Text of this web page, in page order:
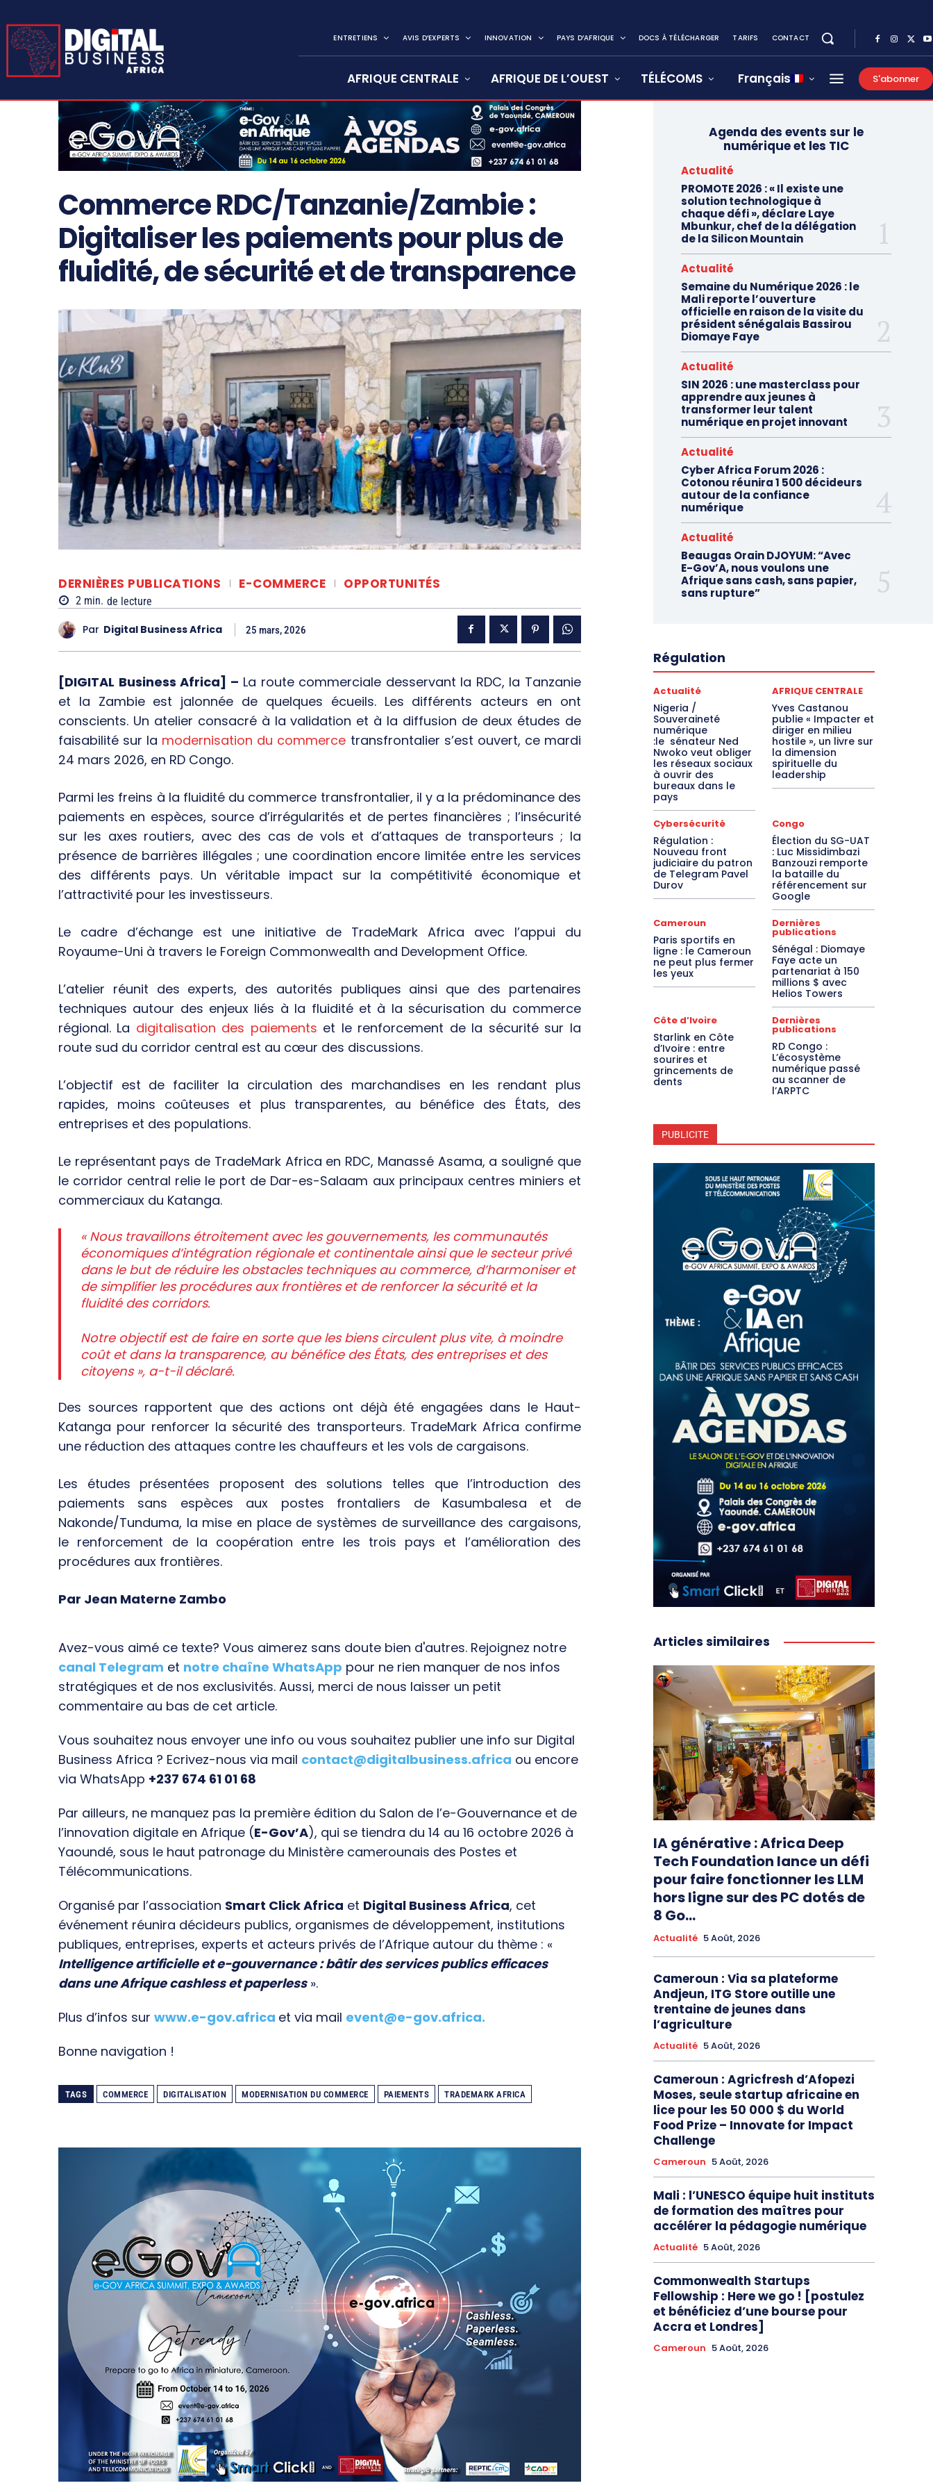
ENTRETIENS AVIS D’EXPERTS INNOVATION PAYS D’AFRIQUE DOCS À TÉLÉCHARGER TARIFS CONTACT
AFRIQUE CENTRALE AFRIQUE DE L’OUEST TÉLÉCOMS Français S'abonner
Commerce RDC/Tanzanie/Zambie :
Digitaliser les paiements pour plus de
fluidité, de sécurité et de transparence
DERNIÈRES PUBLICATIONS E-COMMERCE OPPORTUNITÉS
2 min. de lecture
Par Digital Business Africa 25 mars, 2026
[DIGITAL Business Africa] – La route commerciale desservant la RDC, la Tanzanie
et la Zambie est jalonnée de quelques écueils. Les différents acteurs en ont
conscients. Un atelier consacré à la validation et à la diffusion de deux études de
faisabilité sur la modernisation du commerce transfrontalier s’est ouvert, ce mardi
24 mars 2026, en RD Congo.
Parmi les freins à la fluidité du commerce transfrontalier, il y a la prédominance des
paiements en espèces, source d’irrégularités et de pertes financières ; l’insécurité
sur les axes routiers, avec des cas de vols et d’attaques de transporteurs ; la
présence de barrières illégales ; une coordination encore limitée entre les services
des différents pays. Un véritable impact sur la compétitivité économique et
l’attractivité pour les investisseurs.
Le cadre d’échange est une initiative de TradeMark Africa avec l’appui du
Royaume-Uni à travers le Foreign Commonwealth and Development Office.
L’atelier réunit des experts, des autorités publiques ainsi que des partenaires
techniques autour des enjeux liés à la fluidité et à la sécurisation du commerce
régional. La digitalisation des paiements et le renforcement de la sécurité sur la
route sud du corridor central est au cœur des discussions.
L’objectif est de faciliter la circulation des marchandises en les rendant plus
rapides, moins coûteuses et plus transparentes, au bénéfice des États, des
entreprises et des populations.
Le représentant pays de TradeMark Africa en RDC, Manassé Asama, a souligné que
le corridor central relie le port de Dar-es-Salaam aux principaux centres miniers et
commerciaux du Katanga.
« Nous travaillons étroitement avec les gouvernements, les communautés
économiques d’intégration régionale et continentale ainsi que le secteur privé
dans le but de réduire les obstacles techniques au commerce, d’harmoniser et
de simplifier les procédures aux frontières et de renforcer la sécurité et la
fluidité des corridors.
Notre objectif est de faire en sorte que les biens circulent plus vite, à moindre
coût et dans la transparence, au bénéfice des États, des entreprises et des
citoyens », a-t-il déclaré.
Des sources rapportent que des actions ont déjà été engagées dans le Haut-
Katanga pour renforcer la sécurité des transporteurs. TradeMark Africa confirme
une réduction des attaques contre les chauffeurs et les vols de cargaisons.
Les études présentées proposent des solutions telles que l’introduction des
paiements sans espèces aux postes frontaliers de Kasumbalesa et de
Nakonde/Tunduma, la mise en place de systèmes de surveillance des cargaisons,
le renforcement de la coopération entre les trois pays et l’amélioration des
procédures aux frontières.
Par Jean Materne Zambo
Avez-vous aimé ce texte? Vous aimerez sans doute bien d'autres. Rejoignez notre
canal Telegram et notre chaîne WhatsApp pour ne rien manquer de nos infos
stratégiques et de nos exclusivités. Aussi, merci de nous laisser un petit
commentaire au bas de cet article.
Vous souhaitez nous envoyer une info ou vous souhaitez publier une info sur Digital
Business Africa ? Ecrivez-nous via mail contact@digitalbusiness.africa ou encore
via WhatsApp +237 674 61 01 68
Par ailleurs, ne manquez pas la première édition du Salon de l’e-Gouvernance et de
l’innovation digitale en Afrique (E-Gov’A), qui se tiendra du 14 au 16 octobre 2026 à
Yaoundé, sous le haut patronage du Ministère camerounais des Postes et
Télécommunications.
Organisé par l’association Smart Click Africa et Digital Business Africa, cet
événement réunira décideurs publics, organismes de développement, institutions
publiques, entreprises, experts et acteurs privés de l’Afrique autour du thème : «
Intelligence artificielle et e-gouvernance : bâtir des services publics efficaces
dans une Afrique cashless et paperless».
Plus d’infos sur www.e-gov.africa et via mail event@e-gov.africa.
Bonne navigation !
TAGS COMMERCE DIGITALISATION MODERNISATION DU COMMERCE PAIEMENTS TRADEMARK AFRICA
Agenda des events sur le
numérique et les TIC
Actualité
PROMOTE 2026 : « Il existe une
solution technologique à
chaque défi », déclare Laye
Mbunkur, chef de la délégation
de la Silicon Mountain
Actualité
Semaine du Numérique 2026 : le
Mali reporte l’ouverture
officielle en raison de la visite du
président sénégalais Bassirou
Diomaye Faye
Actualité
SIN 2026 : une masterclass pour
apprendre aux jeunes à
transformer leur talent
numérique en projet innovant
Actualité
Cyber Africa Forum 2026 :
Cotonou réunira 1 500 décideurs
autour de la confiance
numérique
Actualité
Beaugas Orain DJOYUM: “Avec
E-Gov’A, nous voulons une
Afrique sans cash, sans papier,
sans rupture”
Régulation
Actualité
Nigeria /
Souveraineté
numérique
:le sénateur Ned
Nwoko veut obliger
les réseaux sociaux
à ouvrir des
bureaux dans le
pays
AFRIQUE CENTRALE
Yves Castanou
publie « Impacter et
diriger en milieu
hostile », un livre sur
la dimension
spirituelle du
leadership
Cybersécurité
Régulation :
Nouveau front
judiciaire du patron
de Telegram Pavel
Durov
Congo
Élection du SG-UAT
: Luc Missidimbazi
Banzouzi remporte
la bataille du
référencement sur
Google
Cameroun
Paris sportifs en
ligne : le Cameroun
ne peut plus fermer
les yeux
Dernières
publications
Sénégal : Diomaye
Faye acte un
partenariat à 150
millions $ avec
Helios Towers
Côte d’Ivoire
Starlink en Côte
d’Ivoire : entre
sourires et
grincements de
dents
Dernières
publications
RD Congo :
L’écosystème
numérique passé
au scanner de
l’ARPTC
PUBLICITE
Articles similaires
IA générative : Africa Deep
Tech Foundation lance un défi
pour faire fonctionner les LLM
hors ligne sur des PC dotés de
8 Go...
Actualité 5 Août, 2026
Cameroun : Via sa plateforme
Andjeun, ITG Store outille une
trentaine de jeunes dans
l’agriculture
Actualité 5 Août, 2026
Cameroun : Agricfresh d’Afopezi
Moses, seule startup africaine en
lice pour les 50 000 $ du World
Food Prize – Innovate for Impact
Challenge
Cameroun 5 Août, 2026
Mali : l’UNESCO équipe huit instituts
de formation des maîtres pour
accélérer la pédagogie numérique
Actualité 5 Août, 2026
Commonwealth Startups
Fellowship : Here we go ! [postulez
et bénéficiez d’une bourse pour
Accra et Londres]
Cameroun 5 Août, 2026